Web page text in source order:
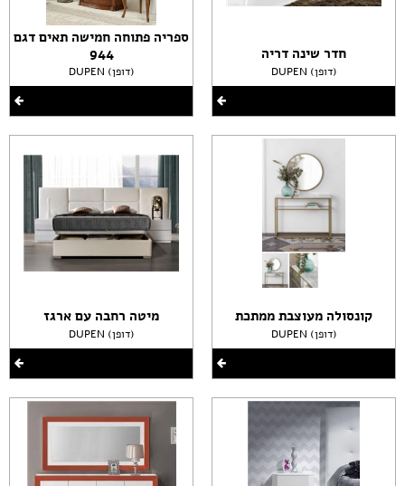
חדר שינה דריה
DUPEN (דופן)
קונסולה מעוצבת ממתכת
DUPEN (דופן)
ספריה פתוחה חמישה תאים דגם
944
DUPEN (דופן)
מיטה רחבה עם ארגז
DUPEN (דופן)